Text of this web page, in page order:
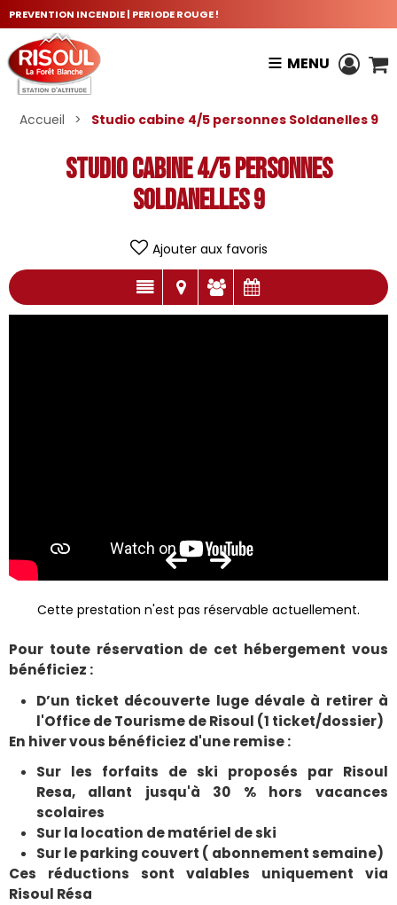
PREVENTION INCENDIE | PERIODE ROUGE !
MENU
Accueil > Studio cabine 4/5 personnes Soldanelles 9
Studio cabine 4/5 personnes
Soldanelles 9
Ajouter aux favoris
Cette prestation n'est pas réservable actuellement.
Pour toute réservation de cet hébergement vous
bénéficiez :
D’un ticket découverte luge dévale à retirer à
l'Office de Tourisme de Risoul (1 ticket/dossier)
En hiver vous bénéficiez d'une remise :
Sur les forfaits de ski proposés par Risoul
Resa, allant jusqu'à 30 % hors vacances
scolaires
Sur la location de matériel de ski
Sur le parking couvert ( abonnement semaine)
Ces réductions sont valables uniquement via
Risoul Résa